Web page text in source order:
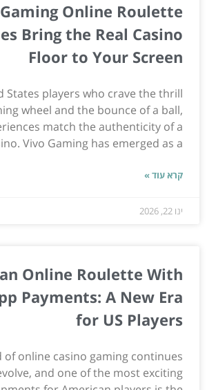
Online Roulette
Bring the Real Casino
Floor to Your Screen
States players who crave the thrill
wheel and the bounce of a ball,
match the authenticity of a
Vivo Gaming has emerged as a...
קרא עוד »
ינו 22, 2026
Online Roulette With
Payments: A New Era
for US Players
of online casino gaming continues
and one of the most exciting